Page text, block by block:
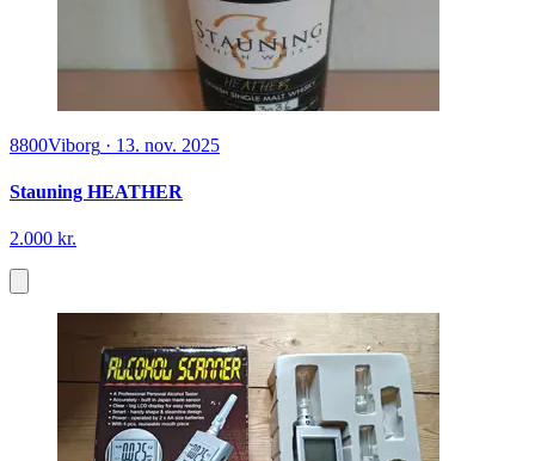
8800Viborg · 13. nov. 2025
Stauning HEATHER
2.000 kr.